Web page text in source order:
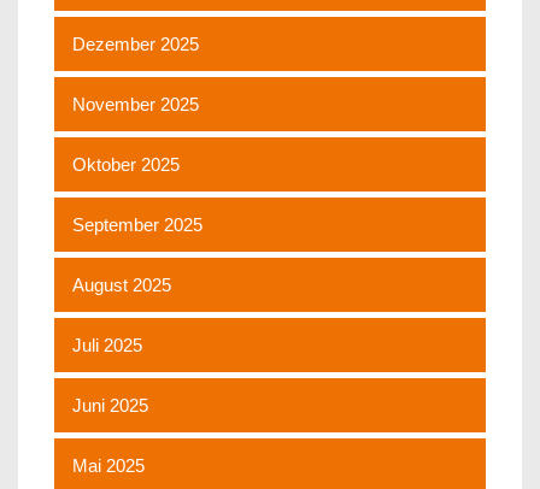
Dezember 2025
November 2025
Oktober 2025
September 2025
August 2025
Juli 2025
Juni 2025
Mai 2025